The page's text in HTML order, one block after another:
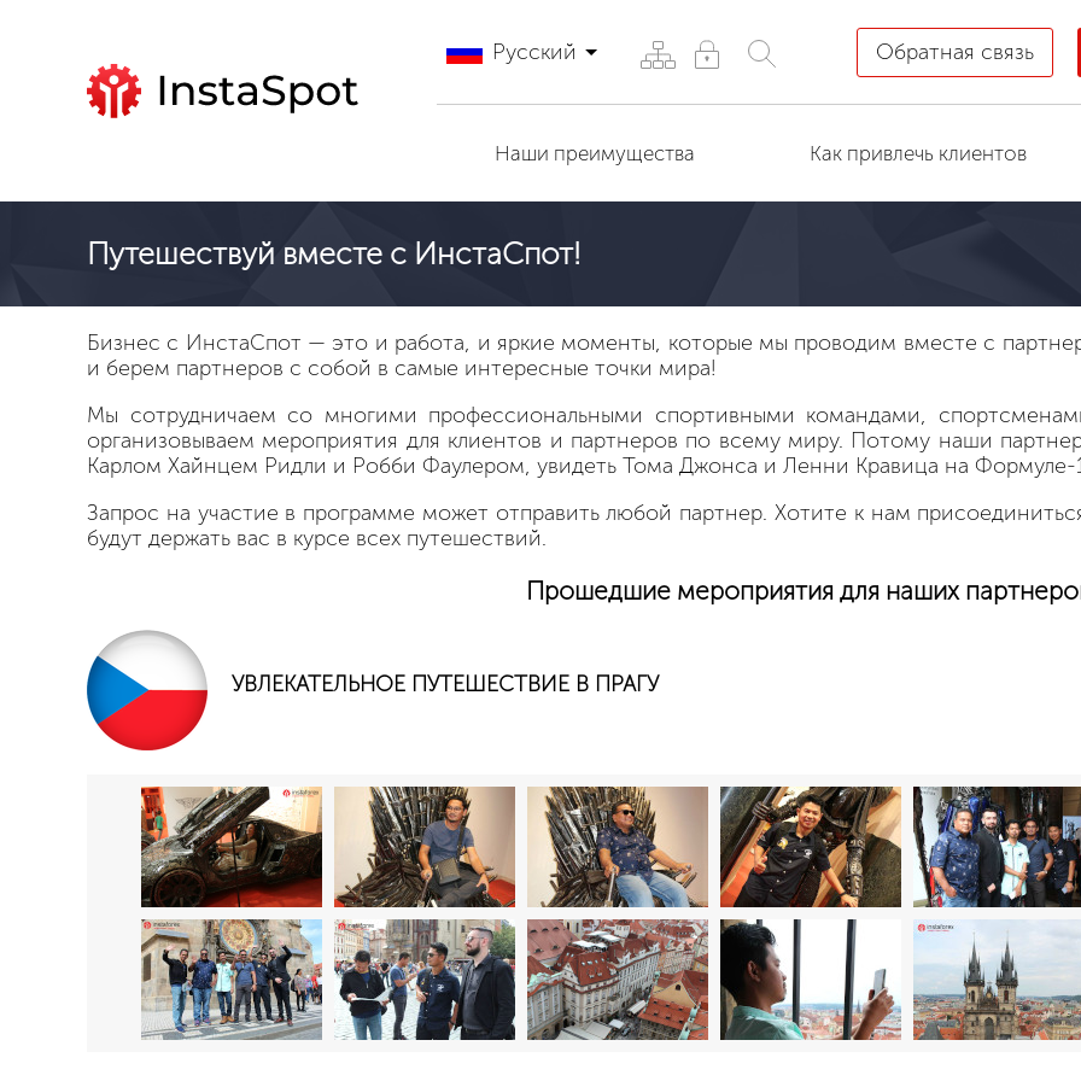
Русский Обратная связь
Наши преимущества Как привлечь клиентов
Путешествуй вместе с ИнстаСпот!
Бизнес с ИнстаСпот — это и работа, и яркие моменты, которые мы проводим вместе с
и берем партнеров с собой в самые интересные точки мира!
Мы сотрудничаем со многими профессиональными спортивными командами,
организовываем мероприятия для клиентов и партнеров по всему миру. Потому наши
Карлом Хайнцем Ридли и Робби Фаулером, увидеть Тома Джонса и Ленни Кравица на Формуле-
Запрос на участие в программе может отправить любой партнер. Хотите к нам
будут держать вас в курсе всех путешествий.
Прошедшие мероприятия для наших
УВЛЕКАТЕЛЬНОЕ ПУТЕШЕСТВИЕ В ПРАГУ